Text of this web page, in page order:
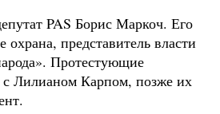
PAS Борис Маркоч. Его
охрана, представитель власти
Протестующие
с Лилианом Карпом, позже их